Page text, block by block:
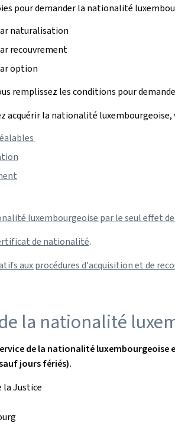
pour demander la nationalité
naturalisation
recouvrement
option
remplissez les conditions pour
acquérir la nationalité luxembourgeoise,
luxembourgeoise par le seul effet
de nationalité.
aux procédures d'acquisition et de
la nationalité
de la nationalité luxembourgeoise
jours fériés).
la Justice